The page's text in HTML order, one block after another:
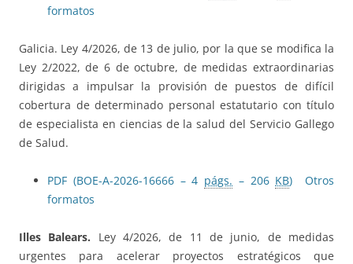
formatos
Galicia. Ley 4/2026, de 13 de julio, por la que se modifica la
Ley 2/2022, de 6 de octubre, de medidas extraordinarias
dirigidas a impulsar la provisión de puestos de difícil
cobertura de determinado personal estatutario con título
de especialista en ciencias de la salud del Servicio Gallego
de Salud.
PDF (BOE-A-2026-16666 – 4 págs. – 206 KB)
Otros
formatos
Illes Balears. Ley 4/2026, de 11 de junio, de medidas
urgentes para acelerar proyectos estratégicos que